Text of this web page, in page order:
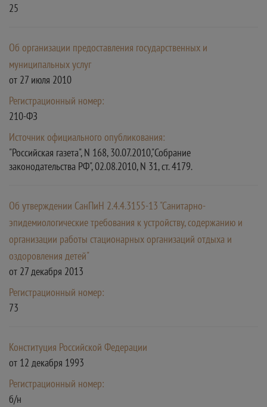
25
Об организации предоставления государственных и
муниципальных услуг
от 27 июля 2010
Регистрационный номер:
210-ФЗ
Источник официального опубликования:
"Российская газета", N 168, 30.07.2010,"Собрание
законодательства РФ", 02.08.2010, N 31, ст. 4179.
Об утверждении СанПиН 2.4.4.3155-13 "Санитарно-
эпидемиологические требования к устройству, содержанию и
организации работы стационарных организаций отдыха и
оздоровления детей"
от 27 декабря 2013
Регистрационный номер:
73
Конституция Российской Федерации
от 12 декабря 1993
Регистрационный номер:
б/н